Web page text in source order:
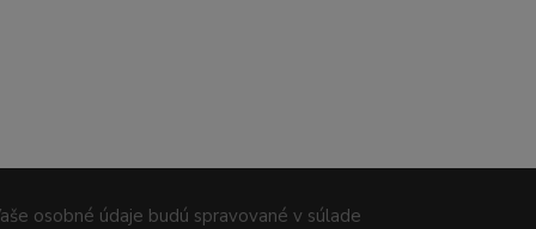
osobné údaje budú spravované v súlade